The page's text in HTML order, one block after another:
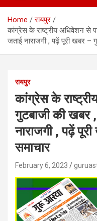
Home
रायपुर
कांग्रेस के राष्ट्रीय अधिवेशन से
जताई नाराजगी , पढ़ें पूरी खबर –
रायपुर
कांग्रेस के
गुटबाजी की खबर
नाराजगी , पढ़ें
समाचार
February 6, 2023